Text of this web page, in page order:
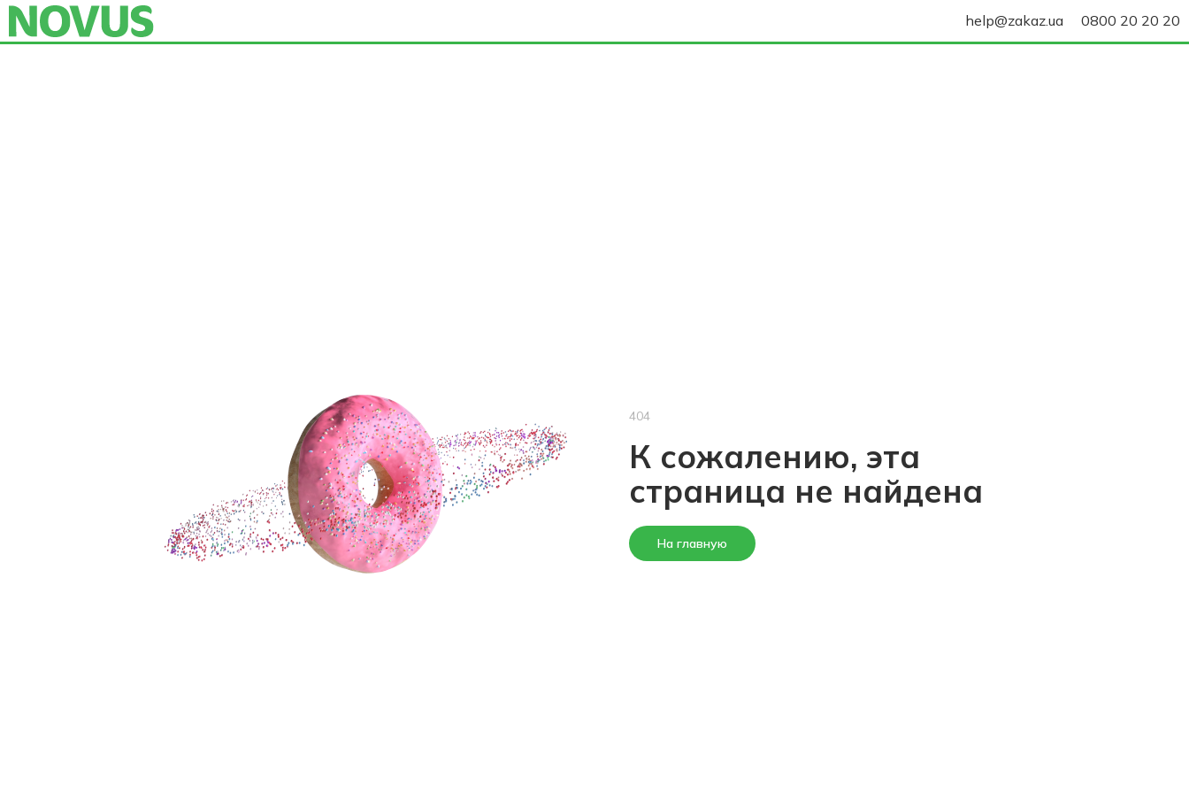
help@zakaz.ua 0800 20 20 20
404
К сожалению, эта
страница не найдена
На главную